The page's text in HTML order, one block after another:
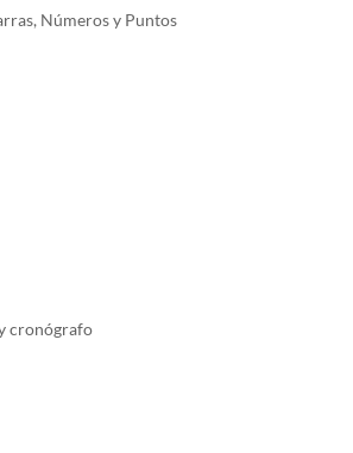
Números y Puntos
cronógrafo